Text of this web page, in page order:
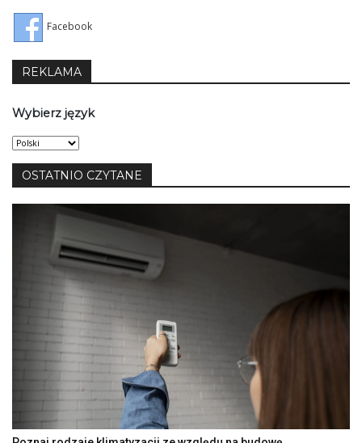
Facebook
REKLAMA
Wybierz język
Wybierz
język
OSTATNIO CZYTANE